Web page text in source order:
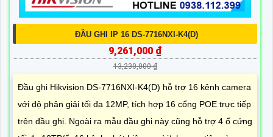
ĐẦU GHI IP 16 DS-7716NXI-K4(D)
9,261,000 ₫
13,230,000 ₫
Đầu ghi Hikvision DS-7716NXI-K4(D) hỗ trợ 16 kênh camera
với độ phân giải tối đa 12MP, tích hợp 16 cổng POE trực tiếp
trên đầu ghi. Ngoài ra mẫu đầu ghi này cũng hỗ trợ 4 ổ cứng